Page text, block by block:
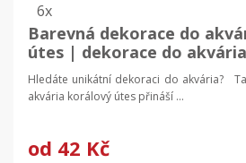
6x
Barevná dekorace do
útes | dekorace do
dekorace
Hledáte unikátní dekoraci do akvária?
akvária korálový útes přináší ...
od 42 Kč